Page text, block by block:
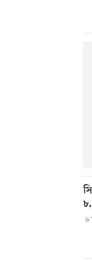
৬